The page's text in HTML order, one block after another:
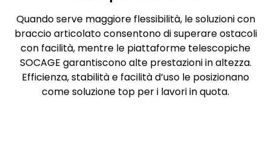
Quando serve maggiore flessibilità, le soluzioni con
braccio articolato consentono di superare ostacoli
con facilità, mentre le piattaforme telescopiche
SOCAGE garantiscono alte prestazioni in altezza.
Efficienza, stabilità e facilità d’uso le posizionano
come soluzione top per i lavori in quota.